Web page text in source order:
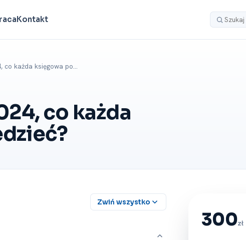
Kontakt
co każda księgowa po…
co każda
Zwiń wszystko
300zł